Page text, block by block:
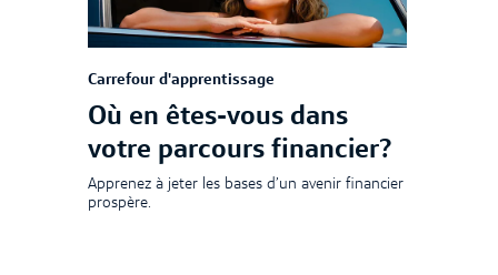
Carrefour d'apprentissage
Où en êtes-vous dans
votre parcours financier?
Apprenez à jeter les bases d’un avenir financier
prospère.